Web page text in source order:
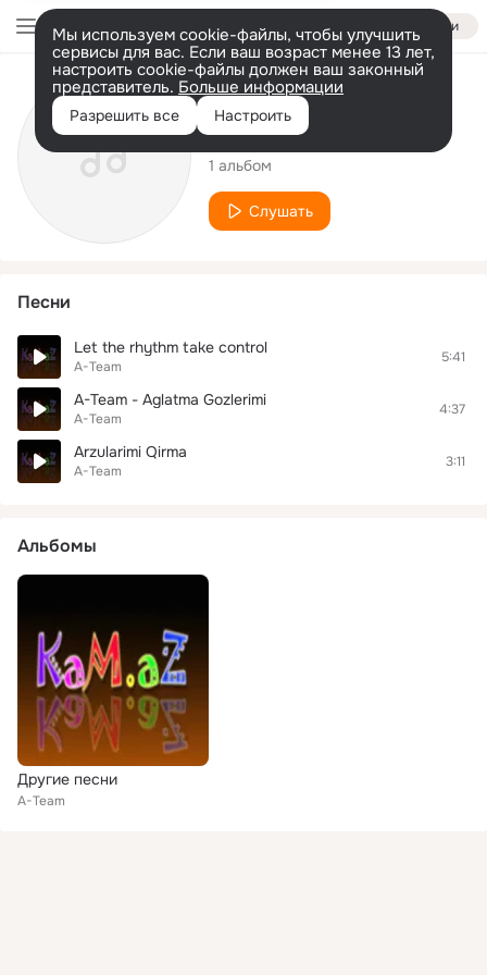
Войти
Мы используем cookie-файлы, чтобы улучшить
сервисы для вас. Если ваш возраст менее 13 лет,
настроить cookie-файлы должен ваш законный
представитель. Больше информации
Разрешить все Настроить
Исполнитель
A-Team
1 альбом
Слушать
Песни
Let the rhythm take control
A-Team
5:41
A-Team - Aglatma Gozlerimi
A-Team
4:37
Arzularimi Qirma
A-Team
3:11
Альбомы
Другие песни
A-Team